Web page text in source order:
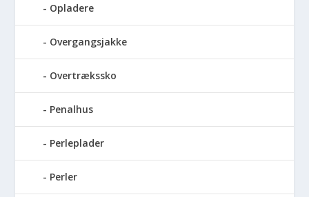
Opladere
Overgangsjakke
Overtrækssko
Penalhus
Perleplader
Perler